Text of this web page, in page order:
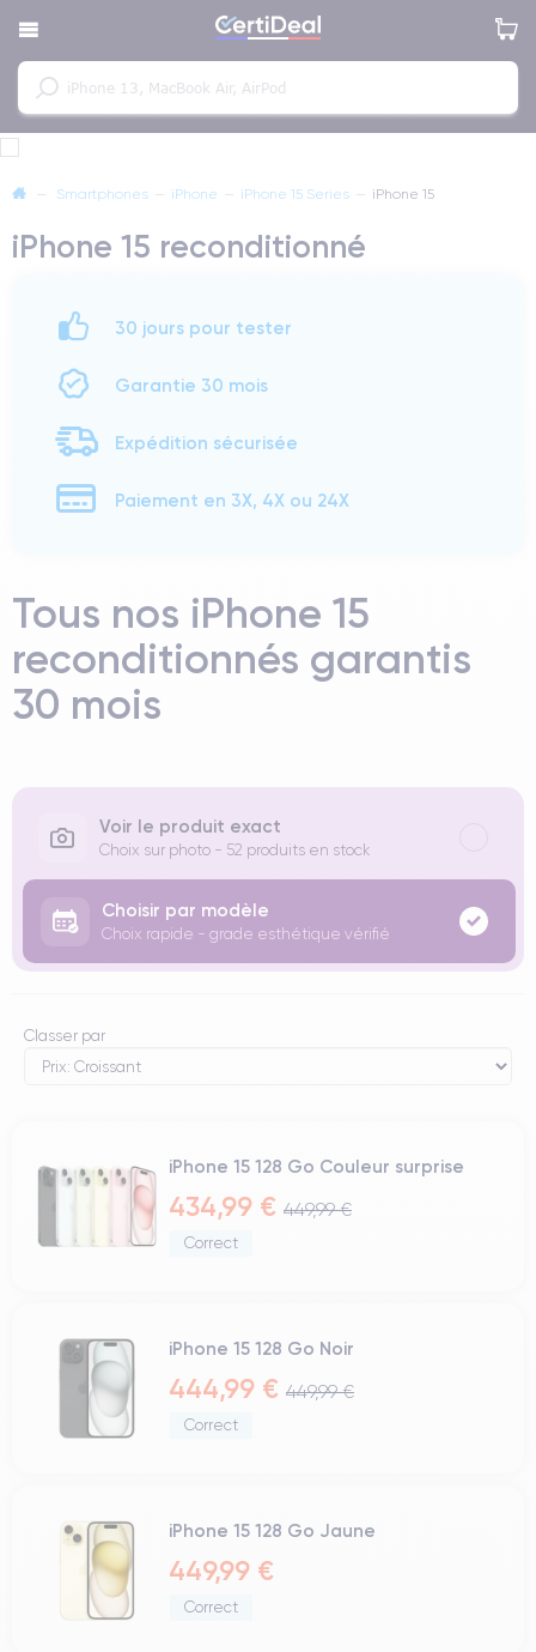
— Smartphones — iPhone — iPhone 15 Series — iPhone 15
iPhone 15 reconditionné
30 jours pour tester
Garantie 30 mois
Expédition sécurisée
Paiement en 3X, 4X ou 24X
Tous nos iPhone 15
reconditionnés garantis
30 mois
Voir le produit exact
Choix sur photo - 52 produits en stock
Choisir par modèle
Choix rapide - grade esthétique vérifié
Classer par
iPhone 15 128 Go Couleur surprise
434,99 € 449,99 €
Correct
iPhone 15 128 Go Noir
444,99 € 449,99 €
Correct
iPhone 15 128 Go Jaune
449,99 €
Correct